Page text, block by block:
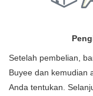
Setelah pembelian,
Buyee dan kemudian
Anda tentukan.